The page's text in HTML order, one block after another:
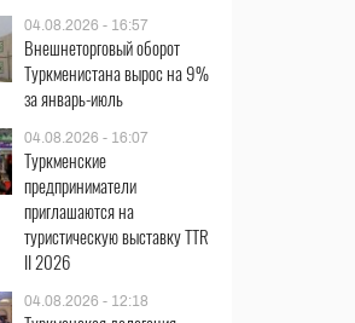
04.08.2026 - 16:57
Внешнеторговый оборот
Туркменистана вырос на 9%
за январь-июль
04.08.2026 - 16:07
Туркменские
предприниматели
приглашаются на
туристическую выставку TTR
II 2026
04.08.2026 - 12:18